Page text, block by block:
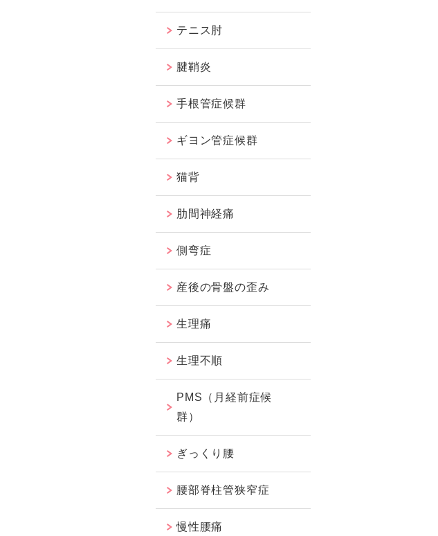
テニス肘
腱鞘炎
手根管症候群
ギヨン管症候群
猫背
肋間神経痛
側弯症
産後の骨盤の歪み
生理痛
生理不順
PMS（月経前症候
群）
ぎっくり腰
腰部脊柱管狭窄症
慢性腰痛